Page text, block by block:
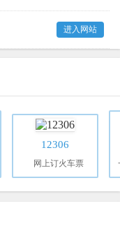
进入网站
12306
网上订火车票